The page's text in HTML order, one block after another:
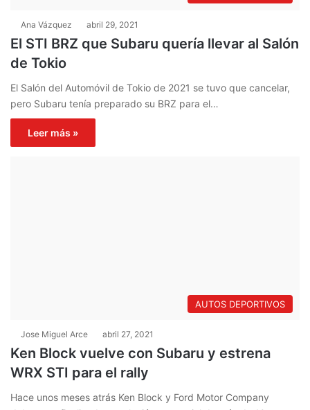
Ana Vázquez abril 29, 2021
El STI BRZ que Subaru quería llevar al Salón
de Tokio
El Salón del Automóvil de Tokio de 2021 se tuvo que cancelar,
pero Subaru tenía preparado su BRZ para el…
Leer más »
AUTOS DEPORTIVOS
Jose Miguel Arce abril 27, 2021
Ken Block vuelve con Subaru y estrena
WRX STI para el rally
Hace unos meses atrás Ken Block y Ford Motor Company